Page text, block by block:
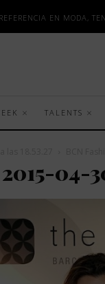
EN MODA,
TALENTS
04-